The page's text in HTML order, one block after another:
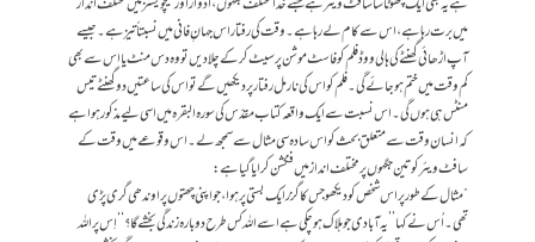
میں برت رہا ہے، اس سے کام لے رہا ہے۔وقت کی رفتار اس جہانِ فانی میں نسبتاً تیز ہے۔جیسے
آپ اڑھائی گھنٹے کی ہالی ووڈ فلم کو فاسٹ موشن پر سیٹ کر کے چلا دیں تو وہ دس منٹ یا اس سے بھی
کم وقت میں ختم ہو جائے گی۔فلم کو اس کی نارمل رفتار پر دیکھیں گے تو اس کی ساعتیں دو گھنٹے تیس
منٹس ہی ہوں گی۔اس نسبت سےایک واقعہ کتاب مقدّس کی سورہ البقرہ میں اسی لیے مذکور ہوا ہے
کہ انسان وقت سے متعلق بحث کو اس سادہ سی مثال سے سمجھ لے۔ اس وقوعے میں وقت کے
سافٹ ویئر کو تین جگہوں پر مختلف انداز میں فنکشن کرایا گیا ہے:
” مثال کے طور پر اس شخص کو دیکھو جس کا گزر ایک بستی پر ہوا، جو اپنی چھتوں پر اوندھی گری پڑی
تھی۔ اُس نے کہا ’’یہ آبادی جو ہلاک ہوچکی ہے اسے اللہ کس طرح دوبارہ زندگی بخشے گا؟‘‘ اِس پر اللہ